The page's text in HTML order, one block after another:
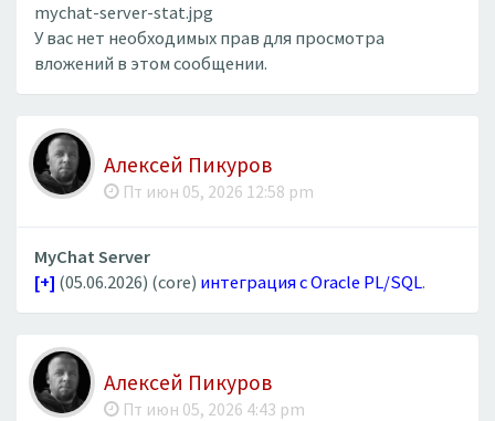
mychat-server-stat.jpg
У вас нет необходимых прав для просмотра
вложений в этом сообщении.
Алексей Пикуров
Пт июн 05, 2026 12:58 pm
MyChat Server
[+] (05.06.2026) (core) интеграция с Oracle PL/SQL.
Алексей Пикуров
Пт июн 05, 2026 4:43 pm